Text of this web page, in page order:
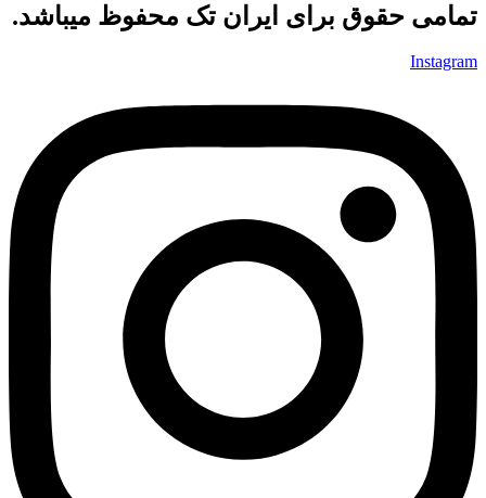
تمامی حقوق برای ایران تک محفوظ میباشد.
Instagram